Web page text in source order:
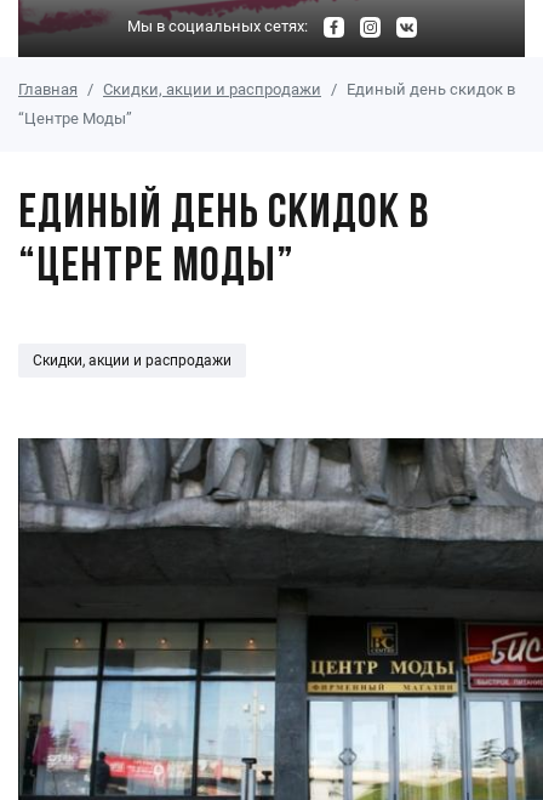
Мы в социальных сетях:
Главная Скидки, акции и распродажи
Единый день скидок в
“Центре Моды”
Единый день скидок в
“Центре Моды”
Скидки, акции и распродажи